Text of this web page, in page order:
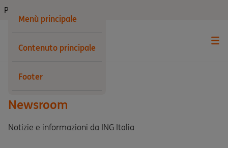
Menù principale
Contenuto principale
Footer
Privati
Newsroom
Notizie e informazioni da ING Italia